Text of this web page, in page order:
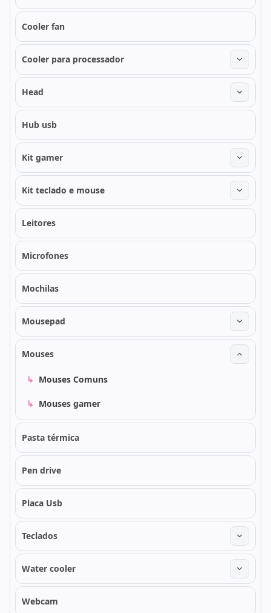
Cooler fan
Cooler para processador
Head
Hub usb
Kit gamer
Kit teclado e mouse
Leitores
Microfones
Mochilas
Mousepad
Mouses
↳ Mouses Comuns
↳ Mouses gamer
Pasta térmica
Pen drive
Placa Usb
Teclados
Water cooler
Webcam